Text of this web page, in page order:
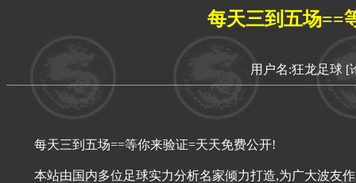
每天三到五场==
用户名:狂龙足球 [
每天三到五场==等你来验证=天天免费公开!
本站由国内多位足球实力分析名家倾力打造,为广大波友